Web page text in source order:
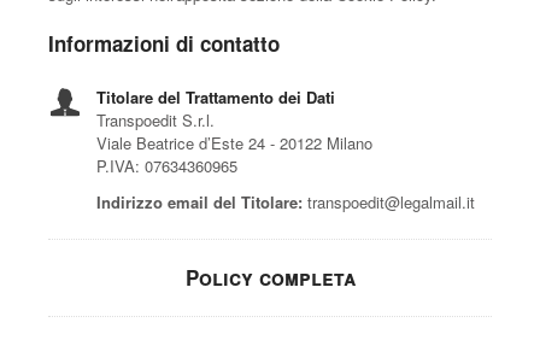
Informazioni di contatto
Titolare del Trattamento dei Dati
Transpoedit S.r.l.
Viale Beatrice d’Este 24 - 20122 Milano
P.IVA: 07634360965
Indirizzo email del Titolare: transpoedit@legalmail.it
Policy completa